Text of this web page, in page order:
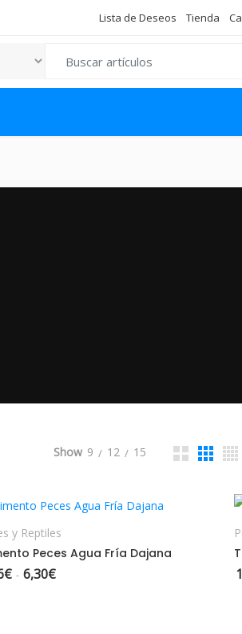
Lista de Deseos Tienda
Show 9 12 15
y Reptiles
Peces Agua Fría Dajana
€ - 6,30€ Rango de precios: desde 3,26€ hasta